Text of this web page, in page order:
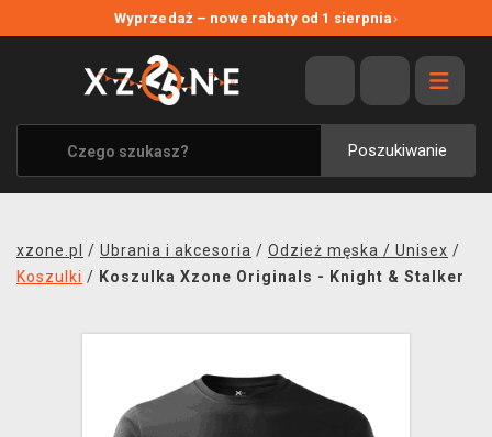
Wyprzedaż – nowe rabaty od 1 sierpnia›
Poszukiwanie
WYPRZEDAŻ
WSZYSTKIE MARKI
XZONE ORIGINALS
UBRANIA I AKCESORIA
SOUNDTRACKI
xzone.pl / Ubrania i akcesoria / Odzież męska / Unisex /
Koszulki / Koszulka Xzone Originals - Knight & Stalker